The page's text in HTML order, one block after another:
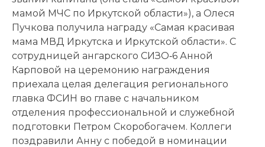
мамой МЧС по Иркутской области»), а Олеся
Пучкова получила награду «Самая красивая
мама МВД Иркутска и Иркутской области». С
сотрудницей ангарского СИЗО‑6 Анной
Карповой на церемонию награждения
приехала целая делегация регионального
главка ФСИН во главе с начальником
отделения профессиональной и служебной
подготовки Петром Скоробогачем. Коллеги
поздравили Анну с победой в номинации